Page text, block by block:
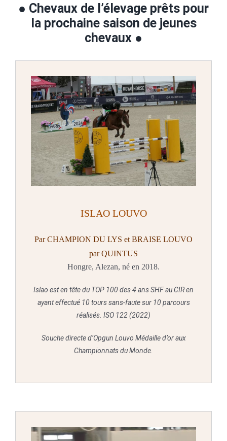
● Chevaux de l’élevage prêts pour
la prochaine saison de jeunes
chevaux ●
ISLAOLOUVO
Par CHAMPION DU LYS et BRAISE LOUVO
par QUINTUS
Hongre, Alezan, né en 2018.
Islao est en tête du TOP 100 des 4 ans SHF au CIR en
ayant effectué 10 tours sans-faute sur 10 parcours
réalisés. ISO 122 (2022)
Souche directe d’Opgun Louvo Médaille d’or aux
Championnats du Monde.